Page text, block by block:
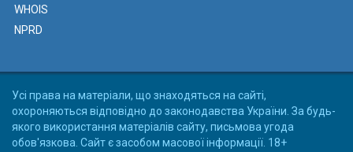
WHOIS
NPRD
Усі права на матеріали, що знаходяться на сайті,
охороняються відповідно до законодавства України. За будь-
якого використання матеріалів сайту, письмова угода
обов'язкова. Сайт є засобом масової інформації. 18+